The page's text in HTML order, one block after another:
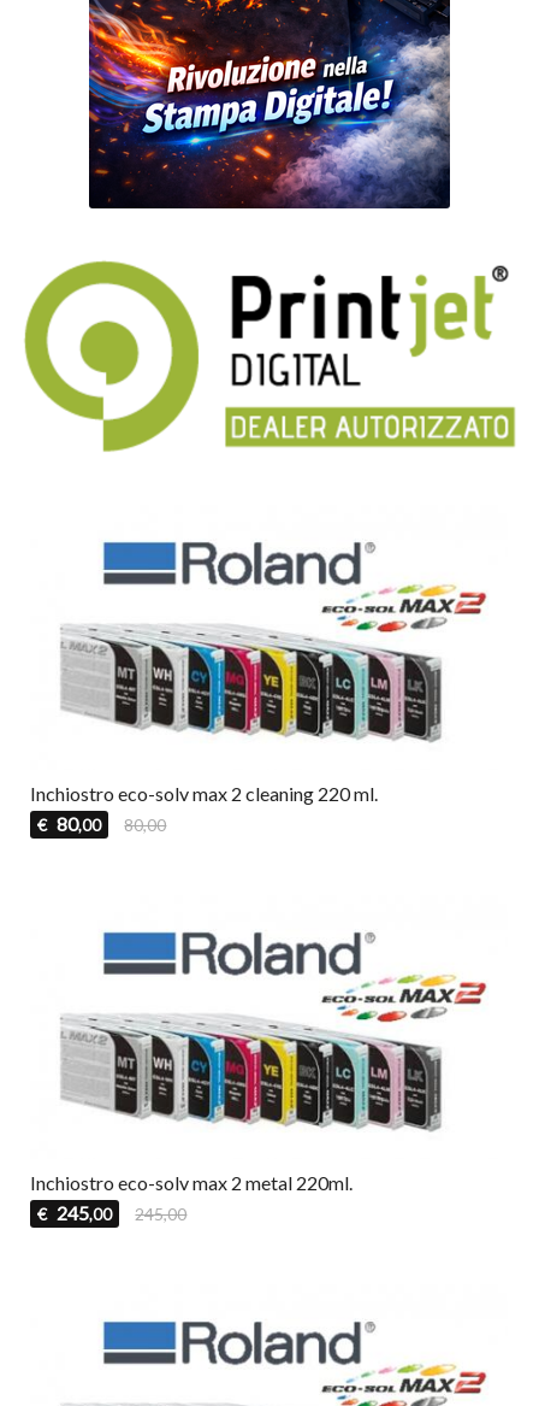
Inchiostro eco-solv max 2 cleaning 220 ml.
€ 80,00 80,00
Inchiostro eco-solv max 2 metal 220ml.
€ 245,00 245,00